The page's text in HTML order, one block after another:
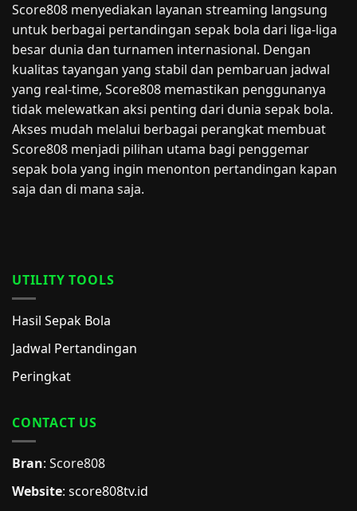
Score808 menyediakan layanan streaming langsung
untuk berbagai pertandingan sepak bola dari liga-liga
besar dunia dan turnamen internasional. Dengan
kualitas tayangan yang stabil dan pembaruan jadwal
yang real-time, Score808 memastikan penggunanya
tidak melewatkan aksi penting dari dunia sepak bola.
Akses mudah melalui berbagai perangkat membuat
Score808 menjadi pilihan utama bagi penggemar
sepak bola yang ingin menonton pertandingan kapan
saja dan di mana saja.
UTILITY TOOLS
Hasil Sepak Bola
Jadwal Pertandingan
Peringkat
CONTACT US
Bran: Score808
Website: score808tv.id